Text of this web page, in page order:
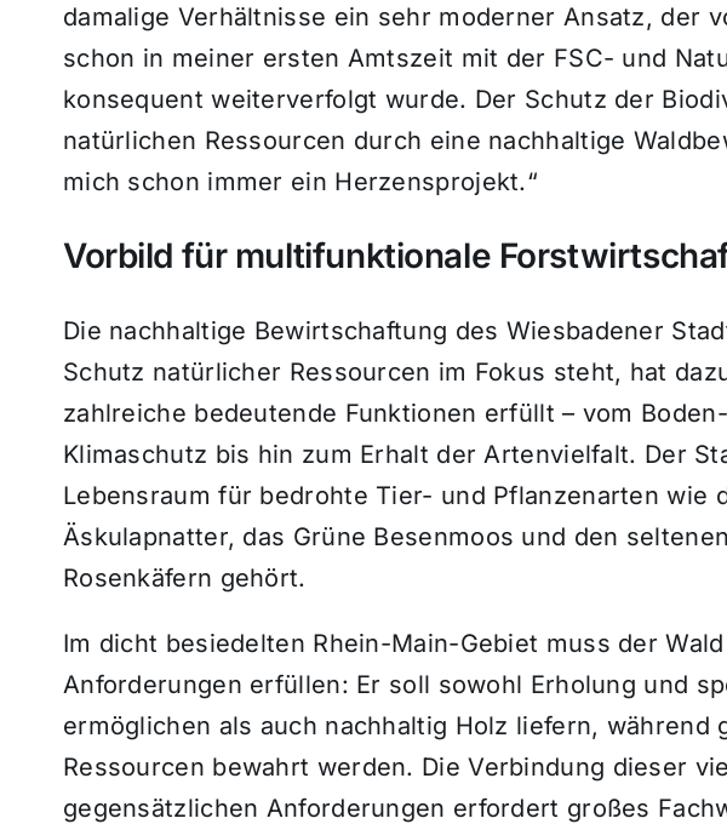
damalige Verhältnisse ein sehr moderner Ansatz, der
schon in meiner ersten Amtszeit mit der FSC- und
konsequent weiterverfolgt wurde. Der Schutz der
natürlichen Ressourcen durch eine nachhaltige
mich schon immer ein Herzensprojekt.“
Vorbild für multifunktionale
Die nachhaltige Bewirtschaftung des Wiesbadener
Schutz natürlicher Ressourcen im Fokus steht, hat
zahlreiche bedeutende Funktionen erfüllt – vom
Klimaschutz bis hin zum Erhalt der Artenvielfalt. Der
Lebensraum für bedrohte Tier- und Pflanzenarten wie
Äskulapnatter, das Grüne Besenmoos und den
Rosenkäfern gehört.
Im dicht besiedelten Rhein-Main-Gebiet muss der
Anforderungen erfüllen: Er soll sowohl Erholung und
ermöglichen als auch nachhaltig Holz liefern, während
Ressourcen bewahrt werden. Die Verbindung dieser
gegensätzlichen Anforderungen erfordert großes